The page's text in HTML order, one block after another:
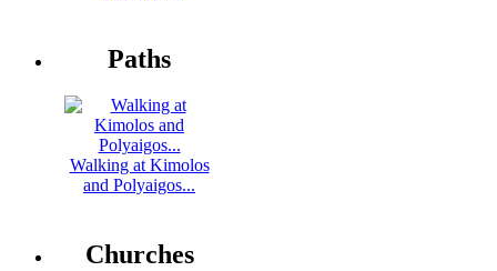
Paths
Walking at Kimolos
and Polyaigos...
Churches